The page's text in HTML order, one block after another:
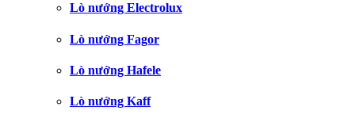
Lò nướng Electrolux
Lò nướng Fagor
Lò nướng Hafele
Lò nướng Kaff